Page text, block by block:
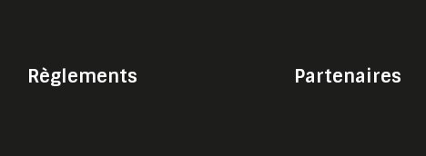
Règlements Partenaires